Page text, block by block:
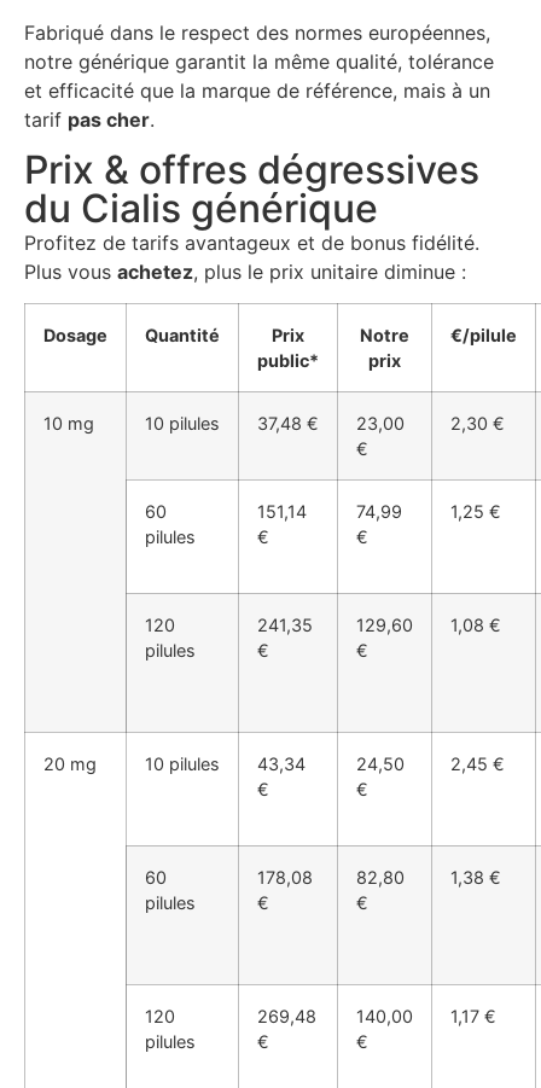
Fabriqué dans le respect des normes européennes,
notre générique garantit la même qualité, tolérance
et efficacité que la marque de référence, mais à un
tarif pas cher.
Prix & offres dégressives
du Cialis générique
Profitez de tarifs avantageux et de bonus fidélité.
Plus vous achetez, plus le prix unitaire diminue :
Dosage Quantité
Prix
public*
Notre
prix
€/pilule
10 mg 10 pilules 37,48 €
23,00
€
2,30 €
60
pilules
151,14
€
74,99
€
1,25 €
120
pilules
241,35
€
129,60
€
1,08 €
20 mg 10 pilules
43,34
€
24,50
€
2,45 €
60
pilules
178,08
€
82,80
€
1,38 €
120
pilules
269,48
€
140,00
€
1,17 €